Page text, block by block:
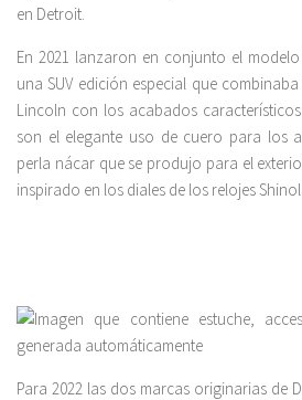
en Detroit.
En 2021 lanzaron en conjunto el
una SUV edición especial que
Lincoln con los acabados
son el elegante uso de cuero para los
perla nácar que se produjo para el
inspirado en los diales de los relojes
Para 2022 las dos marcas originarias de